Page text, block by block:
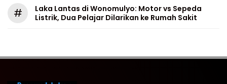
#
Laka Lantas di Wonomulyo: Motor vs Sepeda
Listrik, Dua Pelajar Dilarikan ke Rumah Sakit